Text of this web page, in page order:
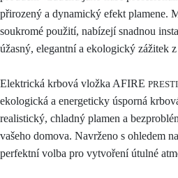
přirozený a dynamický efekt plamene.
soukromé použití, nabízejí snadnou
úžasný, elegantní a ekologický zážitek
Elektrická krbová vložka AFIRE
ekologická a energeticky úsporná
realistický, chladný plamen a
vašeho domova. Navrženo s ohledem
perfektní volba pro vytvoření útulné